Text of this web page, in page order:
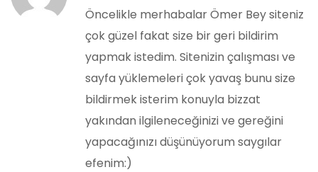
Öncelikle merhabalar Ömer Bey siteniz
çok güzel fakat size bir geri bildirim
yapmak istedim. Sitenizin çalışması ve
sayfa yüklemeleri çok yavaş bunu size
bildirmek isterim konuyla bizzat
yakından ilgileneceğinizi ve gereğini
yapacağınızı düşünüyorum saygılar
efenim:)